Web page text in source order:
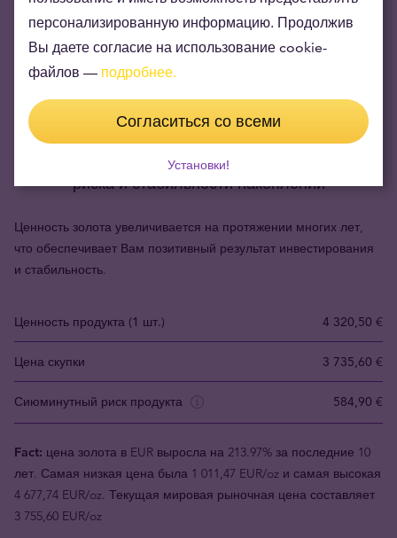
Инвестиционное золото – выбор наименьшего
риска и стабильности накоплений
Ценность золота увеличивается на протяжении многих лет,
что обеспечивает Вам позитивный результат инвестирования
и стабильность.
Ценность продукта (1 шт.) 4 320,50 €
Цена скупки 3 735,60 €
Сиюминутный риск продукта 584,90 €
Fact: цена золота в EUR выросла на 213.97% за последние 10
лет. Самая низкая цена была 1 011,47 EUR/oz и самая высокая
4 677,74 EUR/oz. Текущая мировая рыночная цена составляет
3 755,60 EUR/oz
персонализированную информацию. Продолжив
Вы даете согласие на использование cookie-
файлов — подробнее.
Согласиться со всеми
Установки!